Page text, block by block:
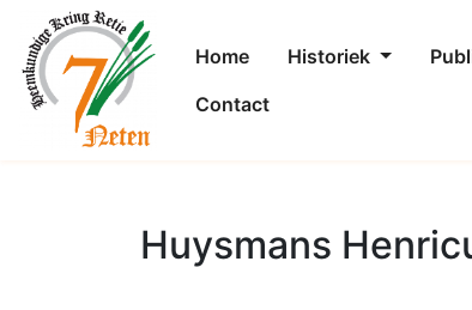
Home Historiek
Contact
Huysmans